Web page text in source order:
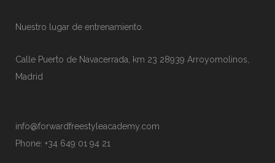
Nuestro lugar de entrenamiento.
Calle Puerto de Navacerrada, km 23 28939 Arroyomolinos,
Madrid
info@forwardfreestyleacademy.com
Phone: +34 649 01 94 21